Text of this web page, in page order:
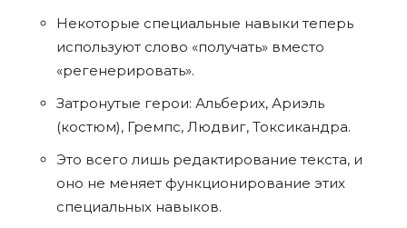
Некоторые специальные навыки теперь
используют слово «получать» вместо
«регенерировать».
Затронутые герои: Альберих, Ариэль
(костюм), Гремпс, Людвиг, Токсикандра.
Это всего лишь редактирование текста, и
оно не меняет функционирование этих
специальных навыков.